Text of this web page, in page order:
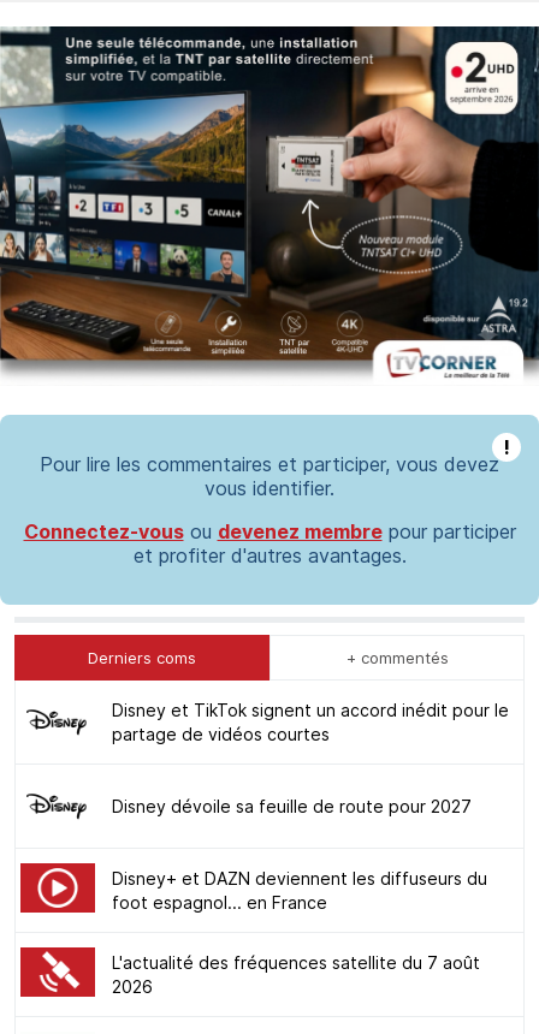
!
Pour lire les commentaires et participer, vous devez
vous identifier.
Connectez-vousou devenez membrepour participer
et profiter d'autres avantages.
Derniers coms + commentés
Disney et TikTok signent un accord inédit pour le
partage de vidéos courtes
Disney dévoile sa feuille de route pour 2027
Disney+ et DAZN deviennent les diffuseurs du
foot espagnol... en France
L'actualité des fréquences satellite du 7 août
2026